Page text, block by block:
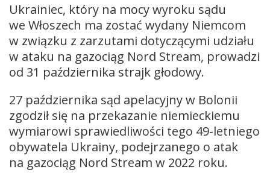
Ukrainiec, który na mocy wyroku sądu
we Włoszech ma zostać wydany Niemcom
w związku z zarzutami dotyczącymi udziału
w ataku na gazociąg Nord Stream, prowadzi
od 31 października strajk głodowy.
27 października sąd apelacyjny w Bolonii
zgodził się na przekazanie niemieckiemu
wymiarowi sprawiedliwości tego 49-letniego
obywatela Ukrainy, podejrzanego o atak
na gazociąg Nord Stream w 2022 roku.